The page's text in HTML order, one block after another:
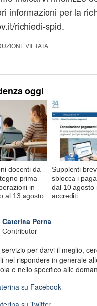
informazioni per la
richiedi-spid.
VIETATA
oggi
docenti da
prima
in
al 13 agosto
Supplenti
sblocca i
dal 10 agosto
accrediti
Caterina Perna
Contributor
per darvi il meglio,
nel rispondere in generale
e nello specifico alle
su Facebook
su Twitter